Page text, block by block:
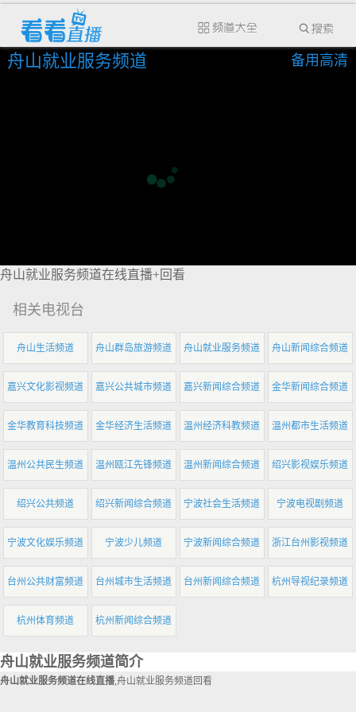
舟山就业服务频道 备用高清
舟山就业服务频道在线直播+回看
相关电视台
舟山生活频道 舟山群岛旅游频道 舟山就业服务频道 舟山新闻综合频道
嘉兴文化影视频道 嘉兴公共城市频道 嘉兴新闻综合频道 金华新闻综合频道
金华教育科技频道 金华经济生活频道 温州经济科教频道 温州都市生活频道
温州公共民生频道 温州瓯江先锋频道 温州新闻综合频道 绍兴影视娱乐频道
绍兴公共频道 绍兴新闻综合频道 宁波社会生活频道 宁波电视剧频道
宁波文化娱乐频道 宁波少儿频道 宁波新闻综合频道 浙江台州影视频道
台州公共财富频道 台州城市生活频道 台州新闻综合频道 杭州导视纪录频道
杭州体育频道 杭州新闻综合频道
舟山就业服务频道简介
舟山就业服务频道在线直播,舟山就业服务频道回看